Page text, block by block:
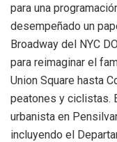
para una
desempeñado un
Broadway del NYC
para reimaginar el
Union Square hasta
peatones y ciclistas.
urbanista en
incluyendo el